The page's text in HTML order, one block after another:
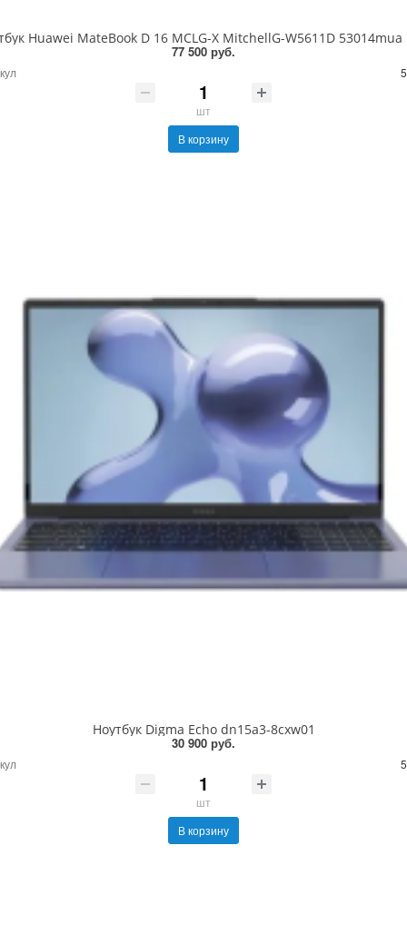
Huawei MateBook D 16 MCLG-X MitchellG-W5611D 53014mua
77 500 руб.
шт
В корзину
Ноутбук Digma Echo dn15a3-8cxw01
30 900 руб.
шт
В корзину